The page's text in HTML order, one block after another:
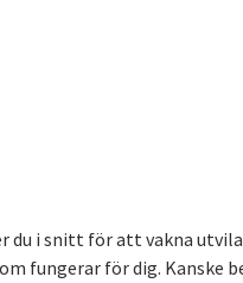
du i snitt för att vakna
fungerar för dig. Kanske